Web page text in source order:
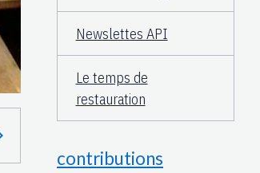
Newslettes API
Le temps de
restauration
contributions